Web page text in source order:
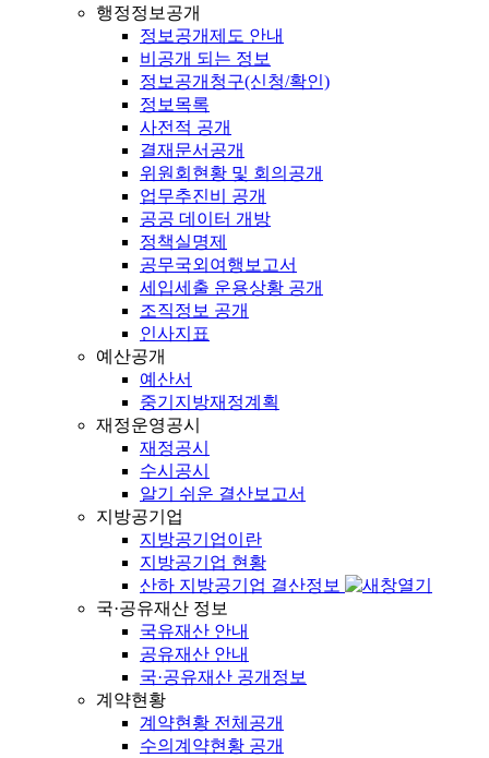
행정정보공개
정보공개제도 안내
비공개 되는 정보
정보공개청구(신청/확인)
정보목록
사전적 공개
결재문서공개
위원회현황 및 회의공개
업무추진비 공개
공공 데이터 개방
정책실명제
공무국외여행보고서
세입세출 운용상황 공개
조직정보 공개
인사지표
예산공개
예산서
중기지방재정계획
재정운영공시
재정공시
수시공시
알기 쉬운 결산보고서
지방공기업
지방공기업이란
지방공기업 현황
산하 지방공기업 결산정보
국·공유재산 정보
국유재산 안내
공유재산 안내
국·공유재산 공개정보
계약현황
계약현황 전체공개
수의계약현황 공개